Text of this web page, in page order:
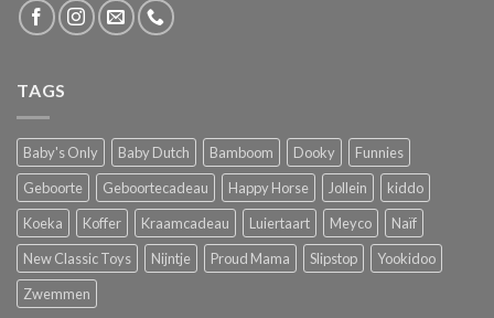
TAGS
Baby's Only Baby Dutch Bamboom Dooky
Funnies
Geboorte
Geboortecadeau Happy Horse Jollein
kiddo
Koeka
Koffer Kraamcadeau Luiertaart Meyco
Naïf
New Classic Toys
Nijntje Proud Mama Slipstop
Yookidoo
Zwemmen